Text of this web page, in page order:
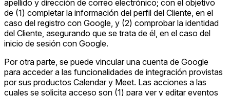
apellido y dirección de correo electrónico; con el objetivo
de (1) completar la información del perfil del Cliente, en el
caso del registro con Google, y (2) comprobar la identidad
del Cliente, asegurando que se trata de él, en el caso del
inicio de sesión con Google.
Por otra parte, se puede vincular una cuenta de Google
para acceder a las funcionalidades de integración provistas
por sus productos Calendar y Meet. Las acciones a las
cuales se solicita acceso son (1) para ver y editar eventos